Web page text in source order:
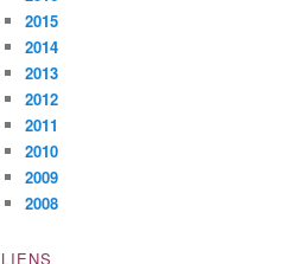
2015
2014
2013
2012
2011
2010
2009
2008
LIENS